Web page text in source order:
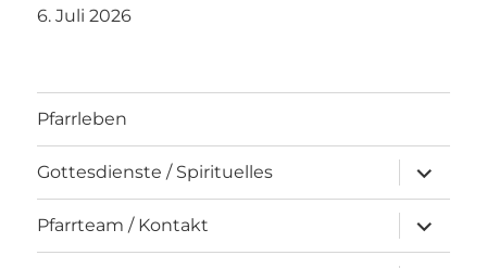
6. Juli 2026
Pfarrleben
Gottesdienste / Spirituelles
öffnen
Pfarrteam / Kontakt
öffnen